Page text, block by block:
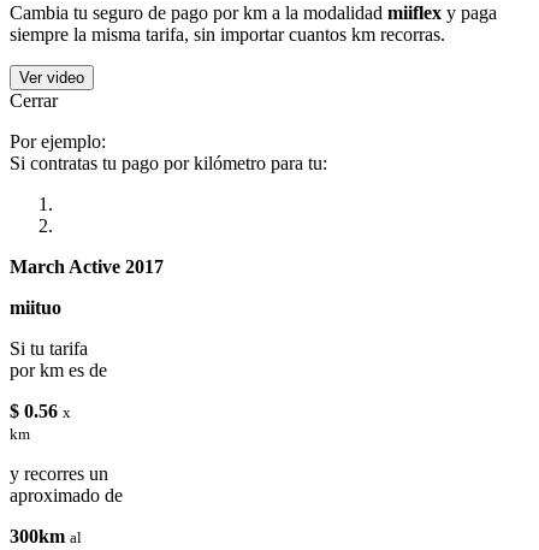
Cambia tu seguro de pago por km a la modalidad miiflex y paga
siempre la misma tarifa, sin importar cuantos km recorras.
Ver video
Cerrar
Por ejemplo:
Si contratas tu pago por kilómetro para tu:
March Active 2017
miituo
Si tu tarifa
por km es de
$ 0.56 x
km
y recorres un
aproximado de
300km al